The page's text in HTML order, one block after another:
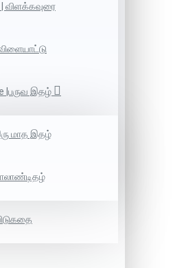
| விளக்கவுரை
|பருவ இதழ்
மாத இதழ்